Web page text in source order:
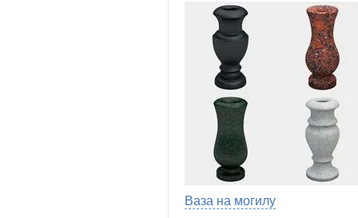
Ваза на могилу